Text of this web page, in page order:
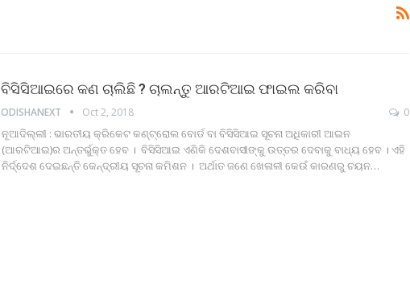
ବିସିସିଆଇରେ କଣ ଚାଲିଛି ? ଚାଲନ୍ତୁ ଆରଟିଆଇ ଫାଇଲ କରିବା
ODISHANEXT Oct 2, 2018 0
ନୂଆଦିଲ୍ଲୀ : ଭାରତୀୟ କ୍ରିକେଟ କଣ୍ଟ୍ରୋଲ ବୋର୍ଡ ବା ବିସିସିଆଇ ସୂଚନା ଅଧିକାରୀ ଆଇନ
(ଆରଟିଆଇ)ର ଅନ୍ତର୍ଭୁକ୍ତ ହେବ । ବିସିସିଆଇ ଏଣିକି ଦେଶବାସୀଙ୍କୁ ଉତ୍ତର ଦେବାକୁ ବାଧ୍ୟ ହେବ । ଏହି
ନିର୍ଦ୍ଦେଶ ଦେଇଛନ୍ତି କେନ୍ଦ୍ରୀୟ ସୂଚନା କମିଶନ । ଅର୍ଥାତ ଜଣେ ଖେଳାଳୀ କେଉଁ କାରଣରୁ ଚୟନ…